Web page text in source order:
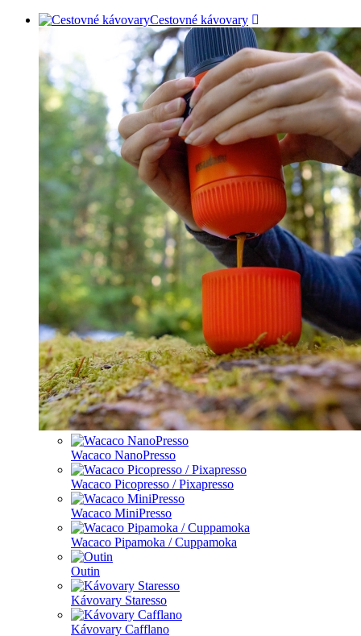
Cestovné kávovary
Wacaco NanoPresso
Wacaco Picopresso / Pixapresso
Wacaco MiniPresso
Wacaco Pipamoka / Cuppamoka
Outin
Kávovary Staresso
Kávovary Cafflano